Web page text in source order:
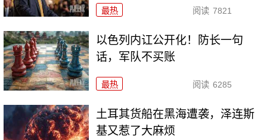
最热 阅读 7821
以色列内讧公开化！防长一句
话，军队不买账
最热 阅读 6285
土耳其货船在黑海遭袭，泽连斯
基又惹了大麻烦